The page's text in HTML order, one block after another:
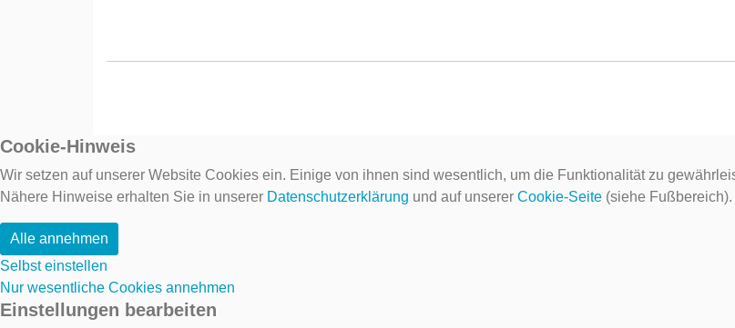
Cookie-Hinweis
Wir setzen auf unserer Website Cookies ein. Einige von ihnen sind wesentlich, um die Funktionalität zu
Nähere Hinweise erhalten Sie in unserer Datenschutzerklärung und auf unserer Cookie-Seite (siehe
Alle annehmen
Selbst einstellen
Nur wesentliche Cookies annehmen
Einstellungen bearbeiten